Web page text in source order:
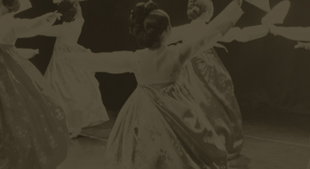
인사말
주요사업
연혁
조직도
역대회장단
지회운영규정